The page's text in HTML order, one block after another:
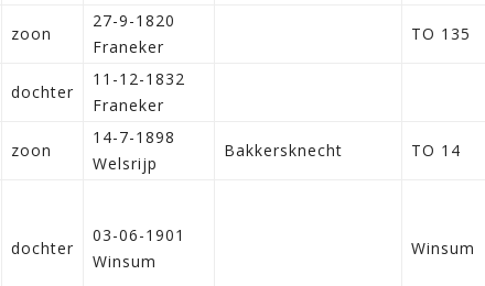
zoon
27-9-1820
Franeker
TO 135
dochter
11-12-1832
Franeker
zoon
14-7-1898
Welsrijp
Bakkersknecht TO 14
dochter
03-06-1901
Winsum
Winsum